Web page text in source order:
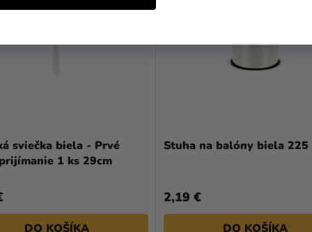
sviečka biela - Prvé
1 ks 29cm
DO KOŠÍKA
Stuha na balóny biela 225
2,19 €
DO KOŠÍKA